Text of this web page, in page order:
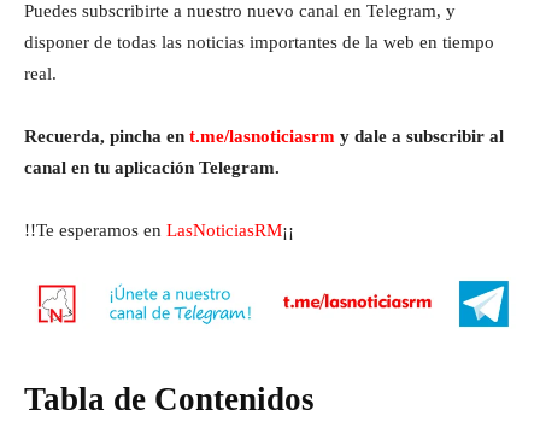
Puedes subscribirte a nuestro nuevo canal en Telegram, y
disponer de todas las noticias importantes de la web en tiempo
real.
Recuerda, pincha en t.me/lasnoticiasrm y dale a subscribir al
canal en tu aplicación Telegram.
!!Te esperamos en LasNoticiasRM¡¡
Tabla de Contenidos